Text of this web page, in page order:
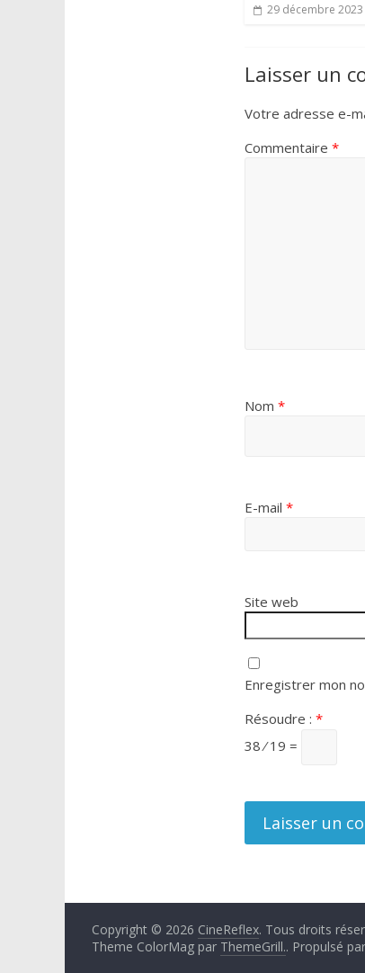
29 décembre 2023
Laisser un
Votre adresse e-
Commentaire *
Nom *
E-mail *
Site web
Enregistrer mon
Résoudre : *
38 ⁄ 19 =
Copyright © 2026 CineReflex. Tous droits
Theme ColorMag par ThemeGrill.. Propulsé par